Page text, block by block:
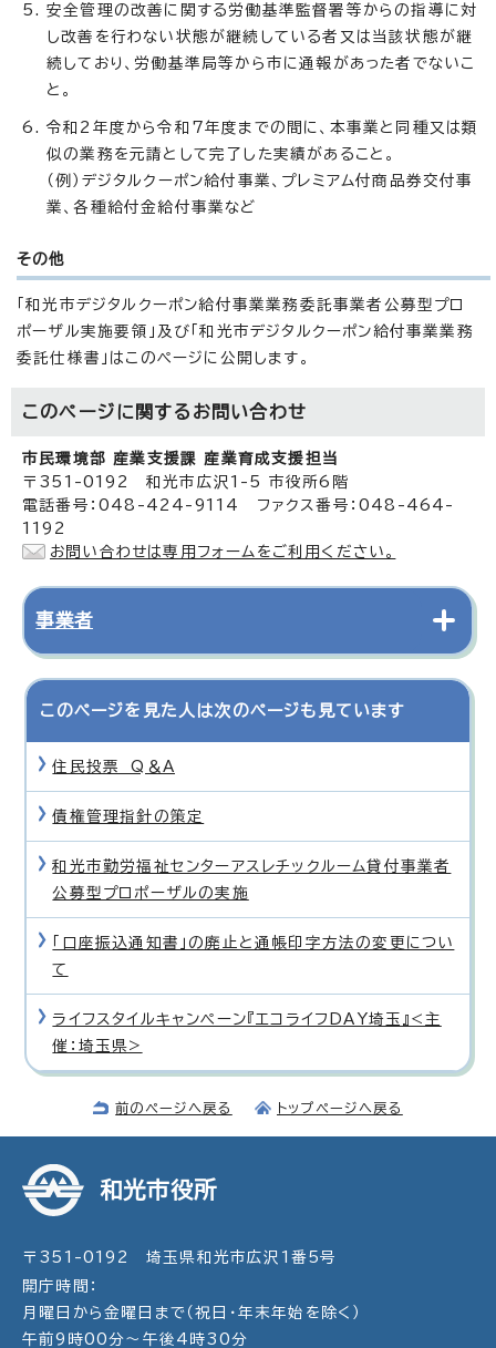
安全管理の改善に関する労働基準監督署等からの指導に対
し改善を行わない状態が継続している者又は当該状態が継
続しており、労働基準局等から市に通報があった者でないこ
と。
令和2年度から令和7年度までの間に、本事業と同種又は類
似の業務を元請として完了した実績があること。
（例）デジタルクーポン給付事業、プレミアム付商品券交付事
業、各種給付金給付事業など
その他
「和光市デジタルクーポン給付事業業務委託事業者公募型プロ
ポーザル実施要領」及び「和光市デジタルクーポン給付事業業務
委託仕様書」はこのページに公開します。
このページに関する お問い合わせ
市民環境部 産業支援課 産業育成支援担当
〒351-0192 和光市広沢1-5 市役所6階
電話番号：048-424-9114 ファクス番号：048-464-
1192
お問い合わせは専用フォームをご利用ください。
事業者
このページを見た人は次のページも見ています
住民投票 Q＆A
債権管理指針の策定
和光市勤労福祉センターアスレチックルーム貸付事業者
公募型プロポーザルの実施
「口座振込通知書」の廃止と通帳印字方法の変更につい
て
ライフスタイルキャンペーン『エコライフDAY埼玉』<主
催：埼玉県>
前のページへ戻る トップページへ戻る
和光市役所
〒351-0192 埼玉県和光市広沢1番5号
開庁時間：
月曜日から金曜日まで（祝日・年末年始を除く）
午前9時00分～午後4時30分